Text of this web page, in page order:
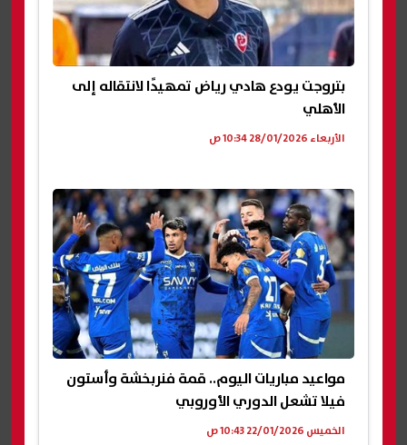
بتروجت يودع هادي رياض تمهيدًا لانتقاله إلى
الأهلي
الأربعاء 28/01/2026 10:34 ص
مواعيد مباريات اليوم.. قمة فنربخشة وأستون
فيلا تشعل الدوري الأوروبي
الخميس 22/01/2026 10:43 ص